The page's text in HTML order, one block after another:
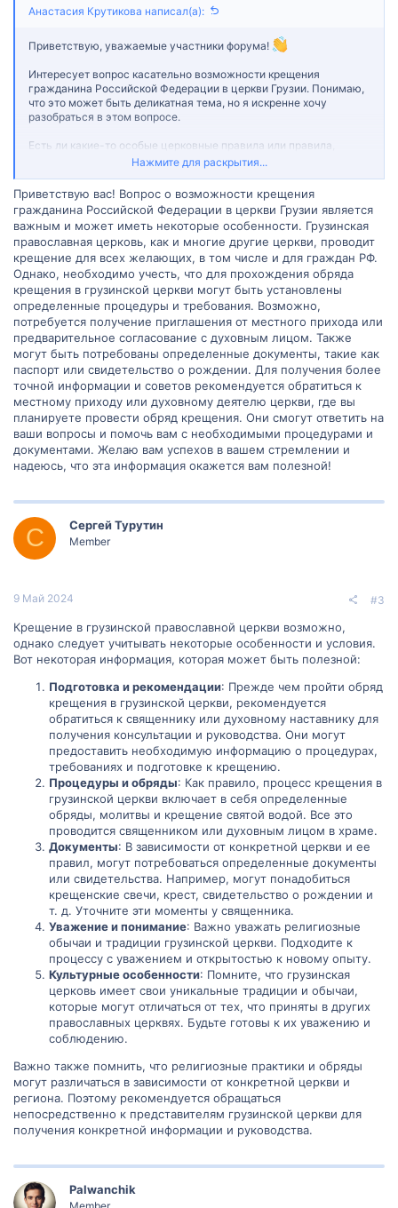
Анастасия Крутикова написал(а):
Приветствую, уважаемые участники форума!
Интересует вопрос касательно возможности крещения
гражданина Российской Федерации в церкви Грузии. Понимаю,
что это может быть деликатная тема, но я искренне хочу
разобраться в этом вопросе.
Есть ли какие-то особые церковные правила или правила,
которые регламентируют такие вопросы? Может ли гражданин
РФ пройти обряд крещения в грузинской церкви? Если да, то
какие процедуры и документы могут быть необходимы для
этого?
Также буду благодарна за любые советы и рекомендации от тех,
кто имел такой опыт или обладал знаниями в этой области.
Заранее благодарю за вашу помощь и понимание!
Нажмите для раскрытия...
Приветствую вас! Вопрос о возможности крещения
гражданина Российской Федерации в церкви Грузии является
важным и может иметь некоторые особенности. Грузинская
православная церковь, как и многие другие церкви, проводит
крещение для всех желающих, в том числе и для граждан РФ.
Однако, необходимо учесть, что для прохождения обряда
крещения в грузинской церкви могут быть установлены
определенные процедуры и требования. Возможно,
потребуется получение приглашения от местного прихода или
предварительное согласование с духовным лицом. Также
могут быть потребованы определенные документы, такие как
паспорт или свидетельство о рождении. Для получения более
точной информации и советов рекомендуется обратиться к
местному приходу или духовному деятелю церкви, где вы
планируете провести обряд крещения. Они смогут ответить на
ваши вопросы и помочь вам с необходимыми процедурами и
документами. Желаю вам успехов в вашем стремлении и
надеюсь, что эта информация окажется вам полезной!
С Сергей Турутин
Member
9 Май 2024 #3
Крещение в грузинской православной церкви возможно,
однако следует учитывать некоторые особенности и условия.
Вот некоторая информация, которая может быть полезной:
Подготовка и рекомендации: Прежде чем пройти обряд
крещения в грузинской церкви, рекомендуется
обратиться к священнику или духовному наставнику для
получения консультации и руководства. Они могут
предоставить необходимую информацию о процедурах,
требованиях и подготовке к крещению.
Процедуры и обряды: Как правило, процесс крещения в
грузинской церкви включает в себя определенные
обряды, молитвы и крещение святой водой. Все это
проводится священником или духовным лицом в храме.
Документы: В зависимости от конкретной церкви и ее
правил, могут потребоваться определенные документы
или свидетельства. Например, могут понадобиться
крещенские свечи, крест, свидетельство о рождении и
т. д. Уточните эти моменты у священника.
Уважение и понимание: Важно уважать религиозные
обычаи и традиции грузинской церкви. Подходите к
процессу с уважением и открытостью к новому опыту.
Культурные особенности: Помните, что грузинская
церковь имеет свои уникальные традиции и обычаи,
которые могут отличаться от тех, что приняты в других
православных церквях. Будьте готовы к их уважению и
соблюдению.
Важно также помнить, что религиозные практики и обряды
могут различаться в зависимости от конкретной церкви и
региона. Поэтому рекомендуется обращаться
непосредственно к представителям грузинской церкви для
получения конкретной информации и руководства.
Palwanchik